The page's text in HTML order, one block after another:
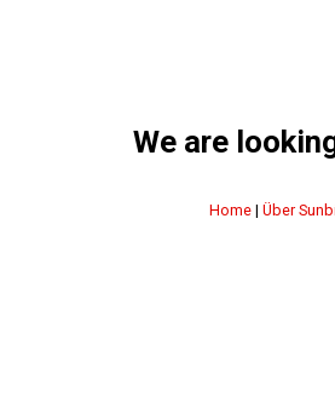
We are
Home | Über